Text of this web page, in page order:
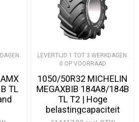
TL
LEVERTIJD 1 TOT 3 WERKDAGEN.
0 OP VOORRAAD
1050/50R32 MICHELIN
MEGAXBIB 184A8/184B
TL T2 | Hoge
belastingcapaciteit